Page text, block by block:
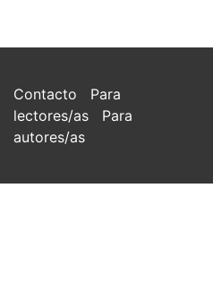
Contacto
Para
lectores/as
Para
autores/as